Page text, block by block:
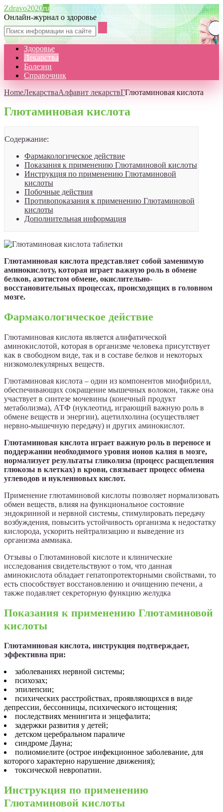
Zdravo2020ru
Онлайн-журнал о здоровье
Здоровье
Лекарства
Болезни
Справочник
HomeЛекарстваАлфавит лекарствГГлютаминовая кислота
Глютаминовая кислота
Содержание:
Фармакологическое действие
Показания к применению Глютаминовой кислоты
Инструкция по применению Глютаминовой
кислоты
Побочные действия
Противопоказания к применению Глютаминовой
кислоты
Дополнительная информация
Глютаминовая кислота представляет собой заменимую
аминокислоту, которая играет важную роль в обмене
белков, азотистом обмене, окислительно-
восстановительных процессах, происходящих в головном
мозге.
Фармакологическое действие
Глютаминовая кислота является алифатической
аминокислотой, которая в организме человека присутствует
как в свободном виде, так и в составе белков и некоторых
низкомолекулярных веществ.
Глютаминовая кислота – один из компонентов миофибрилл,
обеспечивающих сокращение мышечных волокон, также она
участвует в синтезе мочевины (конечный продукт
метаболизма), АТФ (нуклеотид, играющий важную роль в
обмене веществ и энергии), ацетилхолина (осуществляет
нервно-мышечную передачу) и других аминокислот.
Глютаминовая кислота играет важную роль в переносе и
поддержании необходимого уровня ионов калия в мозге,
нормализует результаты гликолиза (процесс расщепления
глюкозы в клетках) в крови, связывает процесс обмена
углеводов и нуклеиновых кислот.
Применение глютаминовой кислоты позволяет нормализовать
обмен веществ, влияя на функциональное состояние
эндокринной и нервной системы, стимулировать передачу
возбуждения, повысить устойчивость организма к недостатку
кислорода, ускорить нейтрализацию и выведение из
организма аммиака.
Отзывы о Глютаминовой кислоте и клинические
исследования свидетельствуют о том, что данная
аминокислота обладает гепатопротекторными свойствами, то
есть способствует восстановлению и очищению печени, а
также подавляет секреторную функцию желудка
Показания к применению Глютаминовой
кислоты
Глютаминовая кислота, инструкция подтверждает,
эффективна при:
заболеваниях нервной системы;
психозах;
эпилепсии;
психических расстройствах, проявляющихся в виде
депрессии, бессонницы, психического истощения;
последствиях менингита и энцефалита;
задержки развития у детей;
детском церебральном параличе
синдроме Дауна;
полиомиелите (острое инфекционное заболевание, для
которого характерно нарушение движения);
токсической невропатии.
Инструкция по применению
Глютаминовой кислоты